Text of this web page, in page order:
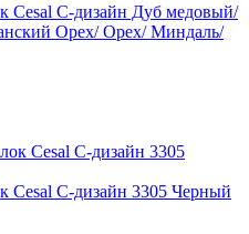
Cesal C-дизайн Дуб медовый/
Орех/ Орех/ Миндаль/
Cesal C-дизайн 3305 Черный